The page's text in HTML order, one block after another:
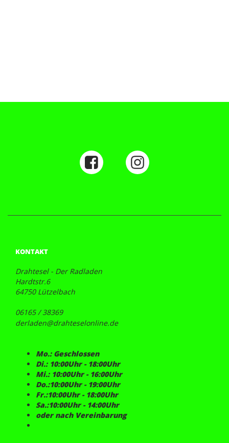
KONTAKT
Drahtesel - Der Radladen
Hardtstr.6
64750 Lützelbach
06165 / 38369
derladen@drahteselonline.de
Mo.: Geschlossen
Di.: 10:00Uhr - 18:00Uhr
Mi.: 10:00Uhr - 16:00Uhr
Do.:10:00Uhr - 19:00Uhr
Fr.:10:00Uhr - 18:00Uhr
Sa.:10:00Uhr - 14:00Uhr
oder nach Vereinbarung